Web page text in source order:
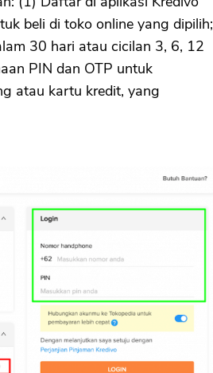
beli di toko online yang dipilih;
30 hari atau cicilan 3, 6, 12
PIN dan OTP untuk
atau kartu kredit, yang